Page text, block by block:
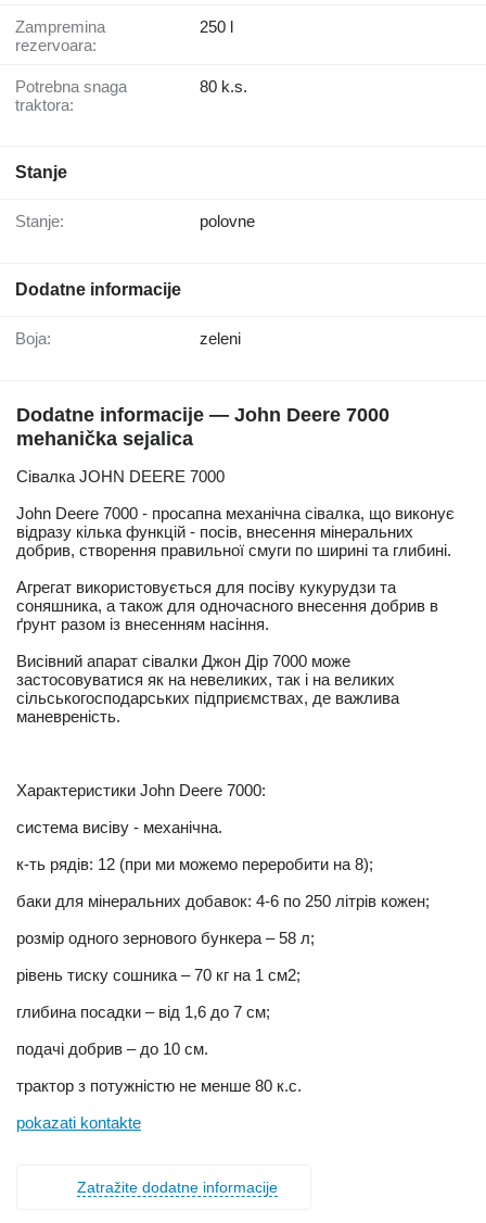
Zampremina
rezervoara:
250 l
Potrebna snaga
traktora:
80 k.s.
Stanje
Stanje: polovne
Dodatne informacije
Boja: zeleni
Dodatne informacije — John Deere 7000
mehanička sejalica
Сівалка JOHN DEERE 7000
John Deere 7000 - просапна механічна сівалка, що виконує
відразу кілька функцій - посів, внесення мінеральних
добрив, створення правильної смуги по ширині та глибині.
Агрегат використовується для посіву кукурудзи та
соняшника, а також для одночасного внесення добрив в
ґрунт разом із внесенням насіння.
Висівний апарат сівалки Джон Дір 7000 може
застосовуватися як на невеликих, так і на великих
сільськогосподарських підприємствах, де важлива
маневреність.
Характеристики John Deere 7000:
система висіву - механічна.
к-ть рядів: 12 (при ми можемо переробити на 8);
баки для мінеральних добавок: 4-6 по 250 літрів кожен;
розмір одного зернового бункера – 58 л;
рівень тиску сошника – 70 кг на 1 см2;
глибина посадки – від 1,6 до 7 см;
подачі добрив – до 10 см.
трактор з потужністю не менше 80 к.с.
pokazati kontakte
Zatražite dodatne informacije